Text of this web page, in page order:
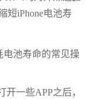
短iPhone电池寿
一些APP之后，